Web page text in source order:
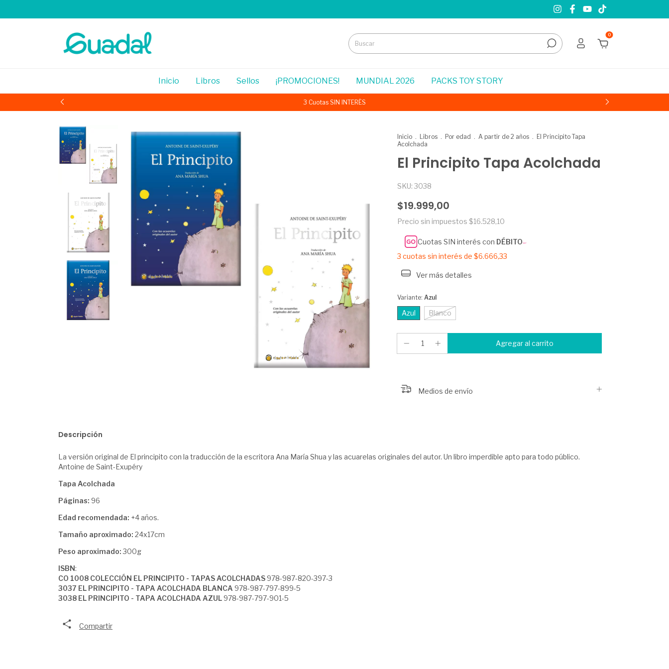
0
Inicio Libros Sellos ¡PROMOCIONES! MUNDIAL 2026 PACKS TOY STORY
3 Cuotas SIN INTERÉS
Inicio . Libros . Por edad . A partir de 2 años . El Principito Tapa
Acolchada
El Principito Tapa Acolchada
SKU: 3038
$19.999,00
Precio sin impuestos $16.528,10
Cuotas SIN interés con DÉBITO
3 cuotas sin interés de $6.666,33
Ver más detalles
Variante: Azul
Azul Blanco
Medios de envío
Descripción
La versión original de El principito con la traducción de la escritora Ana María Shua y las acuarelas originales del autor. Un libro imperdible apto para todo público.
Antoine de Saint-Exupéry
Tapa Acolchada
Páginas: 96
Edad recomendada: +4 años.
Tamaño aproximado: 24x17cm
Peso aproximado:300g
ISBN:
CO 1008 COLECCIÓN EL PRINCIPITO - TAPAS ACOLCHADAS 978-987-820-397-3
3037 EL PRINCIPITO - TAPA ACOLCHADA BLANCA 978-987-797-899-5
3038 EL PRINCIPITO - TAPA ACOLCHADA AZUL 978-987-797-901-5
Compartir